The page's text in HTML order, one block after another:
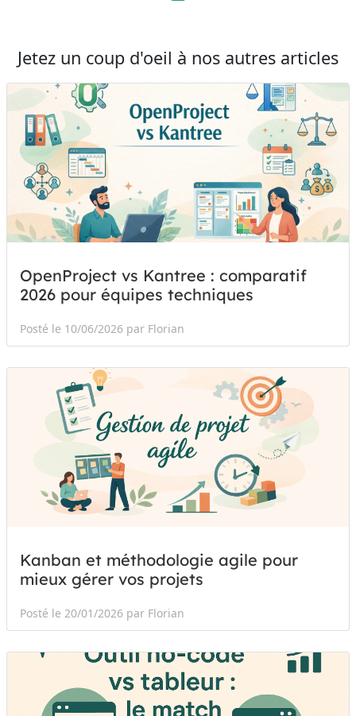
Jetez un coup d'oeil à nos autres articles
OpenProject vs Kantree : comparatif
2026 pour équipes techniques
Posté le 10/06/2026 par Florian
Kanban et méthodologie agile pour
mieux gérer vos projets
Posté le 20/01/2026 par Florian